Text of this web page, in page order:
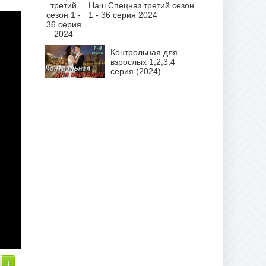
Наш Спецназ третий сезон
1 - 36 серия 2024
Контрольная для
взрослых 1,2,3,4
серия (2024)